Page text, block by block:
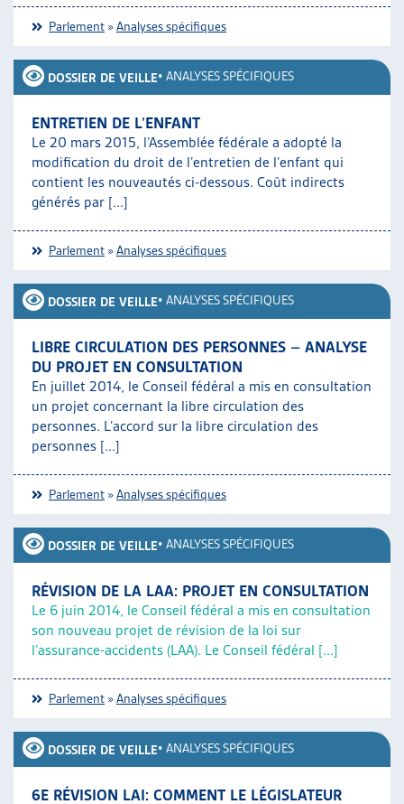
Parlement »Analyses spécifiques
DOSSIER DE VEILLE• ANALYSES SPÉCIFIQUES
ENTRETIEN DE L’ENFANT
Le 20 mars 2015, l’Assemblée fédérale a adopté la
modification du droit de l’entretien de l’enfant qui
contient les nouveautés ci-dessous. Coût indirects
générés par [...]
Parlement »Analyses spécifiques
DOSSIER DE VEILLE• ANALYSES SPÉCIFIQUES
LIBRE CIRCULATION DES PERSONNES – ANALYSE
DU PROJET EN CONSULTATION
En juillet 2014, le Conseil fédéral a mis en consultation
un projet concernant la libre circulation des
personnes. L’accord sur la libre circulation des
personnes [...]
Parlement »Analyses spécifiques
DOSSIER DE VEILLE• ANALYSES SPÉCIFIQUES
RÉVISION DE LA LAA: PROJET EN CONSULTATION
Le 6 juin 2014, le Conseil fédéral a mis en consultation
son nouveau projet de révision de la loi sur
l’assurance-accidents (LAA). Le Conseil fédéral [...]
Parlement »Analyses spécifiques
DOSSIER DE VEILLE• ANALYSES SPÉCIFIQUES
6E RÉVISION LAI: COMMENT LE LÉGISLATEUR